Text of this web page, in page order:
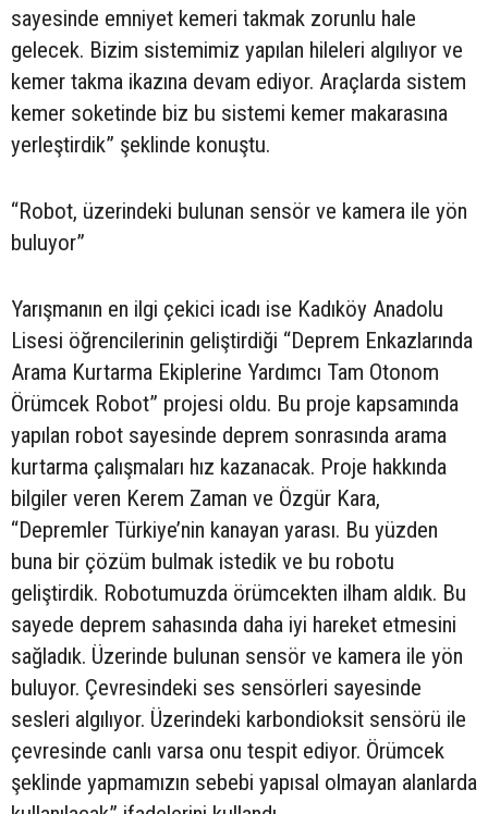
sayesinde emniyet kemeri takmak zorunlu hale
gelecek. Bizim sistemimiz yapılan hileleri algılıyor ve
kemer takma ikazına devam ediyor. Araçlarda sistem
kemer soketinde biz bu sistemi kemer makarasına
yerleştirdik” şeklinde konuştu.
“Robot, üzerindeki bulunan sensör ve kamera ile yön
buluyor”
Yarışmanın en ilgi çekici icadı ise Kadıköy Anadolu
Lisesi öğrencilerinin geliştirdiği “Deprem Enkazlarında
Arama Kurtarma Ekiplerine Yardımcı Tam Otonom
Örümcek Robot” projesi oldu. Bu proje kapsamında
yapılan robot sayesinde deprem sonrasında arama
kurtarma çalışmaları hız kazanacak. Proje hakkında
bilgiler veren Kerem Zaman ve Özgür Kara,
“Depremler Türkiye’nin kanayan yarası. Bu yüzden
buna bir çözüm bulmak istedik ve bu robotu
geliştirdik. Robotumuzda örümcekten ilham aldık. Bu
sayede deprem sahasında daha iyi hareket etmesini
sağladık. Üzerinde bulunan sensör ve kamera ile yön
buluyor. Çevresindeki ses sensörleri sayesinde
sesleri algılıyor. Üzerindeki karbondioksit sensörü ile
çevresinde canlı varsa onu tespit ediyor. Örümcek
şeklinde yapmamızın sebebi yapısal olmayan alanlarda